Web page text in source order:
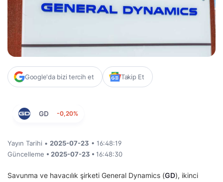
Google'da bizi tercih et Takip Et
GD -0,20%
Yayın Tarihi • 2025-07-23 • 16:48:19
Güncelleme • 2025-07-23 • 16:48:30
Savunma ve havacılık şirketi General Dynamics (GD), ikinci